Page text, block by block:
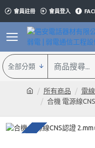
會員註冊 會員登入
全部分類
所有商品 電
合機 電源線